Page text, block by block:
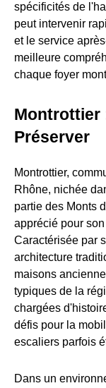
spécificités de
peut intervenir
et le service
meilleure
chaque foyer
Montrottier
Préserver
Montrottier,
Rhône, nichée
partie des Monts
apprécié pour
Caractérisée par
architecture
maisons
typiques de la
chargées
défis pour la
escaliers parfois
Dans un